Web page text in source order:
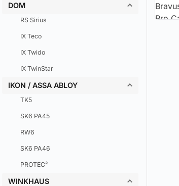
DOM
RS Sirius
IX Teco
IX Twido
IX TwinStar
IKON / ASSA ABLOY
TK5
SK6 PA45
RW6
SK6 PA46
PROTEC²
WINKHAUS